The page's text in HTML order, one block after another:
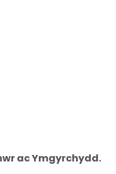
ac Ymgyrchydd.